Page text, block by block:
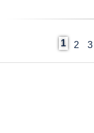
Current
1
الصفحة
2
الصفحة
3